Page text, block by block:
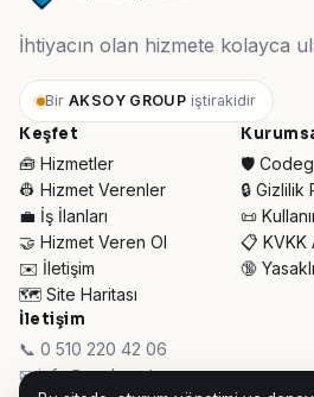
İhtiyacın olan hizmete kolayca
Bir AKSOY GROUP iştirakidir
Keşfet
🧰 Hizmetler
👷 Hizmet Verenler
💼 İş İlanları
🤝 Hizmet Veren Ol
✉️ İletişim
🗺️ Site Haritası
🛡️
🔒 Gizlilik
📜
📋 KVKK
🔞
İletişim
📞 0 510 220 42 06
✉ info@codega.tr